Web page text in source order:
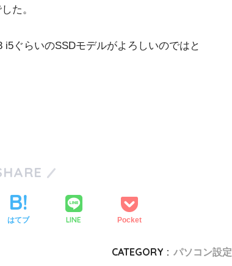
た。
ぐらいのSSDモデルがよろしいのではと
はてブ LINE Pocket
CATEGORY : パソコン設定